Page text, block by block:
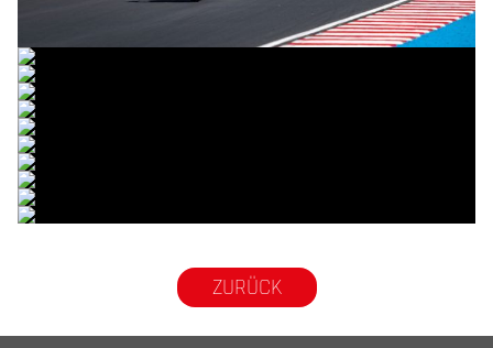
© R.Lekl
© R.Lekl
© R.Lekl
© R.Lekl
© R.Lekl
© R.Lekl
© R.Lekl
© R.Lekl
© R.Lekl
ZURÜCK